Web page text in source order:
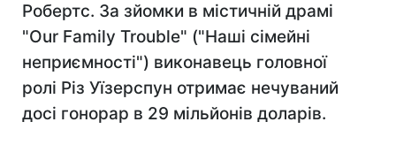
Робертс. За зйомки в містичній драмі
"Our Family Trouble" ("Наші сімейні
неприємності") виконавець головної
ролі Різ Уїзерспун отримає нечуваний
досі гонорар в 29 мільйонів доларів.